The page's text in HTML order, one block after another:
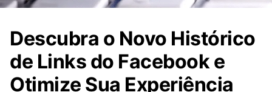
Descubra o Novo Histórico
de Links do Facebook e
Otimize Sua Experiência